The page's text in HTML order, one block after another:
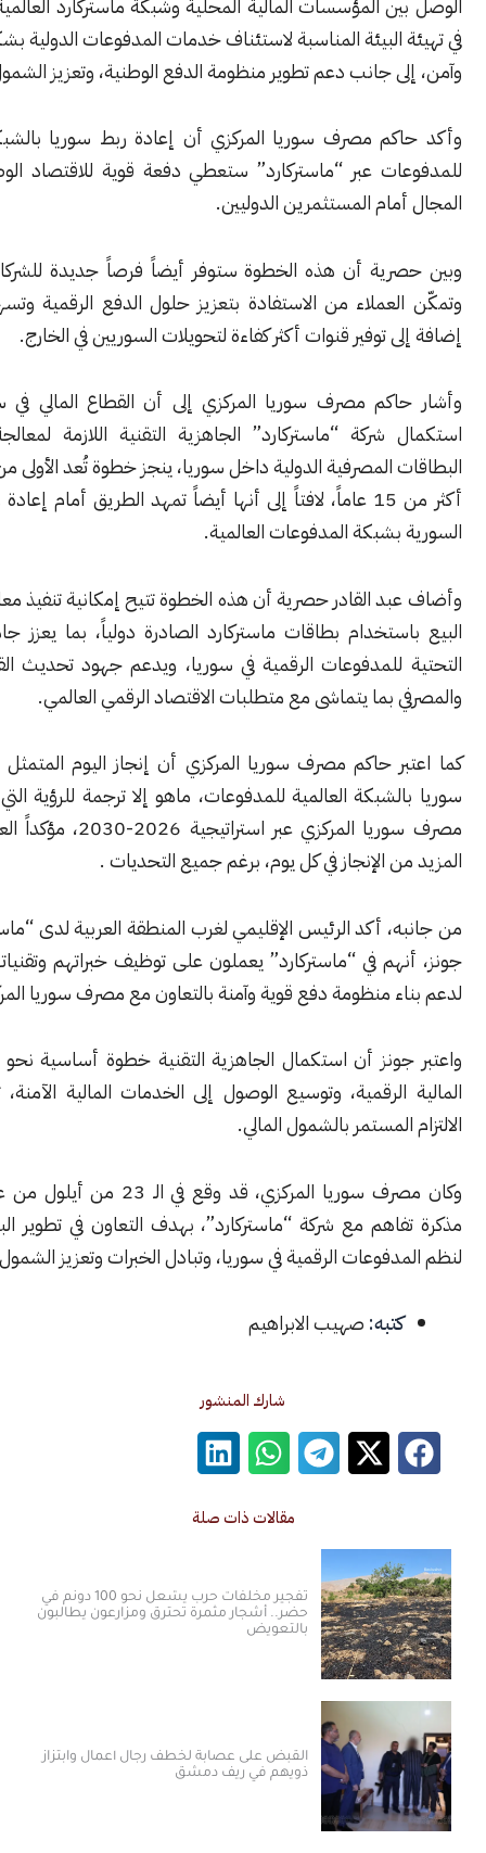
المؤسسات المالية المحلية وشبكة ماستركارد العالمية، ما يسهم
البيئة المناسبة لاستئناف خدمات المدفوعات الدولية بشكل تدريجي
جانب دعم تطوير منظومة الدفع الوطنية، وتعزيز الشمول المالي.
مصرف سوريا المركزي أن إعادة ربط سوريا بالشبكة العالمية
عبر “ماستركارد” ستعطي دفعة قوية للاقتصاد الوطني، وتفتح
المستثمرين الدوليين.
أن هذه الخطوة ستوفر أيضاً فرصاً جديدة للشركات والأفراد،
من الاستفادة بتعزيز حلول الدفع الرقمية وتسهيل قبولها،
توفير قنوات أكثر كفاءة لتحويلات السوريين في الخارج.
مصرف سوريا المركزي إلى أن القطاع المالي في سوريا، ومع
شركة “ماستركارد” الجاهزية التقنية اللازمة لمعالجة معاملات
المصرفية الدولية داخل سوريا، ينجز خطوة تُعد الأولى من نوعها منذ
أكثر من 15 عاماً، لافتاً إلى أنها أيضاً تمهد الطريق أمام إعادة ربط السوق
بشبكة المدفوعات العالمية.
القادر حصرية أن هذه الخطوة تتيح إمكانية تنفيذ معاملات نقاط
بطاقات ماستركارد الصادرة دولياً، بما يعزز جاهزية البنية
للمدفوعات الرقمية في سوريا، ويدعم جهود تحديث القطاع المالي
بما يتماشى مع متطلبات الاقتصاد الرقمي العالمي.
حاكم مصرف سوريا المركزي أن إنجاز اليوم المتمثل بإعادة ربط
العالمية للمدفوعات، ماهو إلا ترجمة للرؤية التي أعلن عنها
مصرف سوريا المركزي عبر استراتيجية 2026-2030، مؤكداً العمل لتقديم
الإنجاز في كل يوم، برغم جميع التحديات .
أكد الرئيس الإقليمي لغرب المنطقة العربية لدى “ماستركارد” آدم
في “ماستركارد” يعملون على توظيف خبراتهم وتقنياتهم العالمية
منظومة دفع قوية وآمنة بالتعاون مع مصرف سوريا المركزي.
أن استكمال الجاهزية التقنية خطوة أساسية نحو تعزيز البنية
الرقمية، وتوسيع الوصول إلى الخدمات المالية الآمنة، تأكيداً على
المستمر بالشمول المالي.
وكان مصرف سوريا المركزي، قد وقع في الـ 23 من أيلول من عام 2025،
مع شركة “ماستركارد”، بهدف التعاون في تطوير البنية التحتية
الرقمية في سوريا، وتبادل الخبرات وتعزيز الشمول المالي.
صهيب الابراهيم
شارك المنشور
مقالات ذات صلة
تفجير مخلفات حرب يشعل نحو 100 دونم في
حضر.. أشجار مثمرة تحترق ومزارعون يطالبون
بالتعويض
القبض على عصابة لخطف رجال أعمال وابتزاز
ذويهم في ريف دمشق